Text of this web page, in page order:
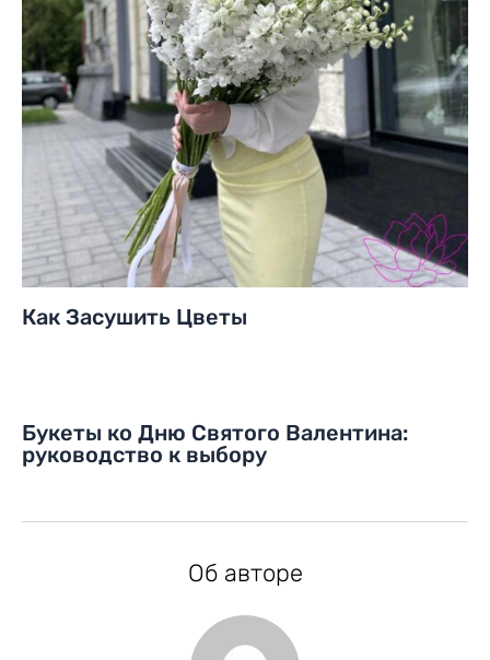
Как Засушить Цветы
Букеты ко Дню Святого Валентина:
руководство к выбору
Об авторе